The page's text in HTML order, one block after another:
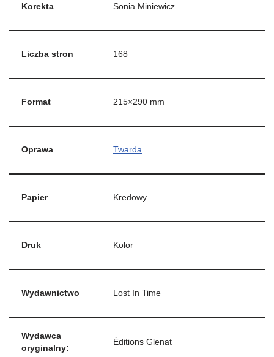
Korekta Sonia Miniewicz
Liczba stron 168
Format 215×290 mm
Oprawa Twarda
Papier Kredowy
Druk Kolor
Wydawnictwo Lost In Time
Wydawca
oryginalny:
Éditions Glenat